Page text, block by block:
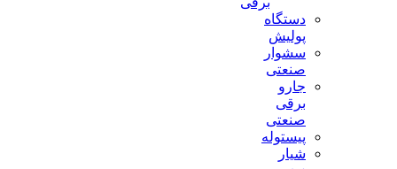
دستگاه
پولیش
سشوار
صنعتی
جارو
صنعتی
پیستوله
شیار